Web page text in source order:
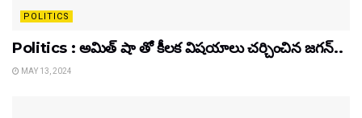
POLITICS
Politics : అమిత్ షా తో కీలక విషయాలు చర్చించిన జగన్..
MAY 13, 2024